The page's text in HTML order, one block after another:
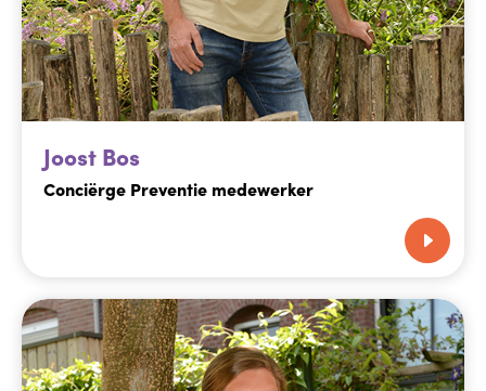
Joost Bos
Conciërge Preventie medewerker